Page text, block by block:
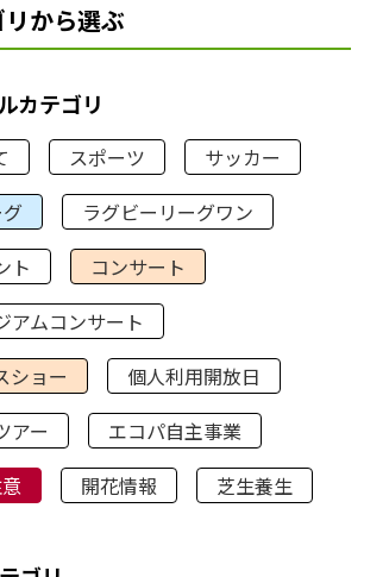
から選ぶ
カテゴリ
スポーツ
サッカー
ラグビーリーグワン
ト
コンサート
アムコンサート
ショー
個人利用開放日
アー
エコパ自主事業
開花情報 芝生養生